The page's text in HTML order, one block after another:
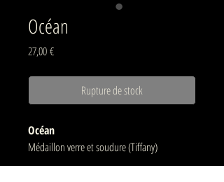
Océan
27,00 €Prix
Rupture de stock
Océan
Médaillon verre et soudure (Tiffany)